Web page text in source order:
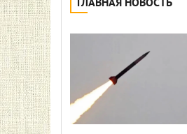
ГЛАВНАЯ НОВОСТЬ